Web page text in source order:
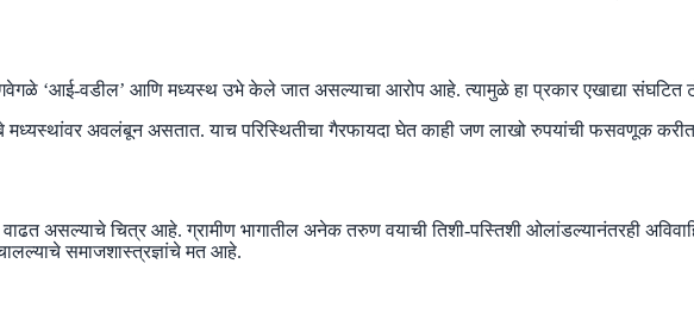
‘आई-वडील’ आणि मध्यस्थ उभे केले जात असल्याचा आरोप आहे. त्यामुळे हा प्रकार एखाद्या संघटित
मध्यस्थांवर अवलंबून असतात. याच परिस्थितीचा गैरफायदा घेत काही जण लाखो रुपयांची फसवणूक
असल्याचे चित्र आहे. ग्रामीण भागातील अनेक तरुण वयाची तिशी-पस्तिशी ओलांडल्यानंतरही
समाजशास्त्रज्ञांचे मत आहे.